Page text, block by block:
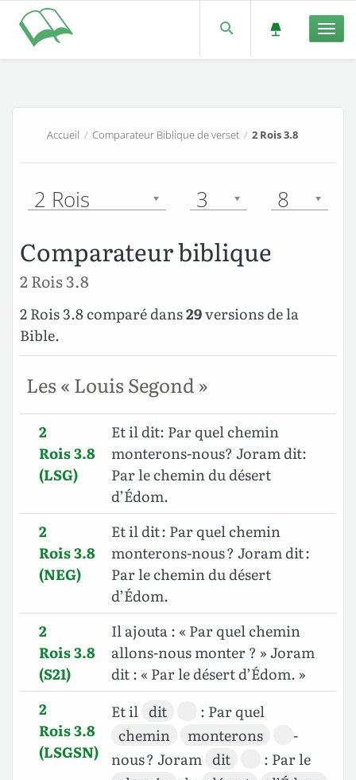
Accueil /Comparateur Biblique de verset /2 Rois 3.8
2 Rois 3 8
Comparateur biblique
2 Rois 3.8
2 Rois 3.8 comparé dans29versions de la
Bible.
Les « Louis Segond »
2
Rois 3.8
(LSG)
Et il dit: Par quel chemin
monterons-nous? Joram dit:
Par le chemin du désert
d’Édom.
2
Rois 3.8
(NEG)
Et il dit : Par quel chemin
monterons-nous ? Joram dit :
Par le chemin du désert
d’Édom.
2
Rois 3.8
(S21)
Il ajouta : « Par quel chemin
allons-nous monter ? » Joram
dit : « Par le désert d’Édom. »
2
Rois 3.8
(LSGSN)
Et il dit
: Par quel
chemin
monterons
-
nous ? Joram dit
: Par le